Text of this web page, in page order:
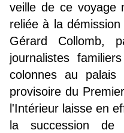
veille de ce voyage
reliée à la
Gérard Collomb,
journalistes
colonnes au palais
provisoire du
l'Intérieur laisse en
la succession de